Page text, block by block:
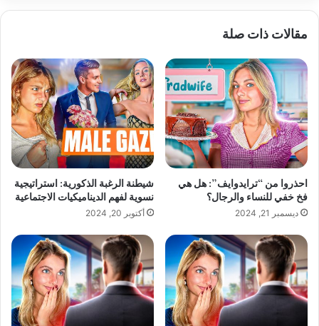
د
ا
ل
ل
ك
ت
ر
و
ن
ي
مقالات ذات صلة
احذروا من “ترايدوايف”: هل هي
فخ خفي للنساء والرجال؟
ديسمبر 21, 2024
شيطنة الرغبة الذكورية: استراتيجية
نسوية لفهم الديناميكيات الاجتماعية
أكتوبر 20, 2024